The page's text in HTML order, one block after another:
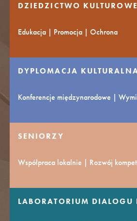
DZIEDZICTWO KULTUROWE
Edukacja | Promocja | Ochrona
DYPLOMACJA
Konferencje międzynarodowe |
SENIORZY
Współpraca lokalnie | Rozwój
LABORATORIUM DIALOGU